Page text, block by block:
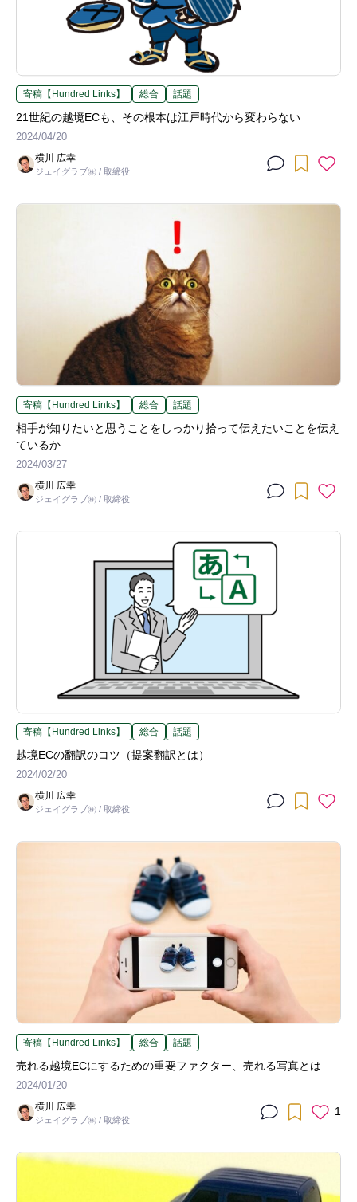
寄稿【Hundred Links】 総合 話題
21世紀の越境ECも、その根本は江戸時代から変わらない
2024/04/20
横川 広幸
ジェイグラブ㈱ / 取締役
寄稿【Hundred Links】 総合 話題
相手が知りたいと思うことをしっかり拾って伝えたいことを伝え
ているか
2024/03/27
横川 広幸
ジェイグラブ㈱ / 取締役
寄稿【Hundred Links】 総合 話題
越境ECの翻訳のコツ（提案翻訳とは）
2024/02/20
横川 広幸
ジェイグラブ㈱ / 取締役
寄稿【Hundred Links】 総合 話題
売れる越境ECにするための重要ファクター、売れる写真とは
2024/01/20
横川 広幸
ジェイグラブ㈱ / 取締役
1